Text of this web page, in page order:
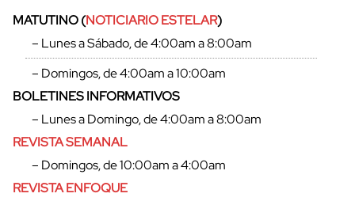
MATUTINO (NOTICIARIO ESTELAR)
– Lunes a Sábado, de 4:00am a 8:00am
– Domingos, de 4:00am a 10:00am
BOLETINES INFORMATIVOS
– Lunes a Domingo, de 4:00am a 8:00am
REVISTA SEMANAL
– Domingos, de 10:00am a 4:00am
REVISTA ENFOQUE